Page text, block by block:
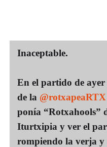
Inaceptable.
En el partido de
de la @rotxapeaRTX
ponía “Rotxahools”
Iturtxipia y ver el
rompiendo la verja y